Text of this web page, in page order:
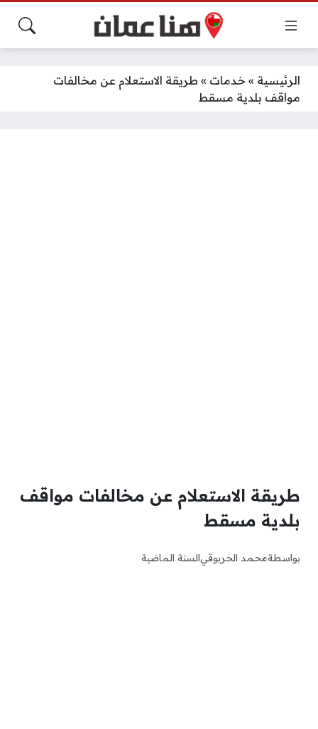
الرئيسية » خدمات » طريقة الاستعلام عن مخالفات
مواقف بلدية مسقط
طريقة الاستعلام عن مخالفات مواقف
بلدية مسقط
بواسطةمحمد الحربوقيالسنة الماضية